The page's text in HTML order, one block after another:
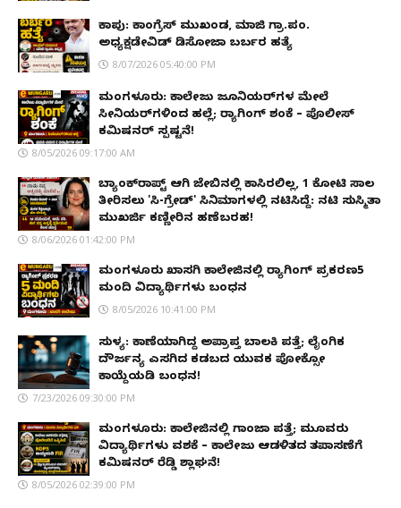
ಕಾಪು: ಕಾಂಗ್ರೆಸ್ ಮುಖಂಡ, ಮಾಜಿ ಗ್ರಾ.ಪಂ.
ಅಧ್ಯಕ್ಷಡೇವಿಡ್ ಡಿಸೋಜಾ ಬರ್ಬರ ಹತ್ಯೆ
8/07/2026 05:40:00 PM
ಮಂಗಳೂರು: ಕಾಲೇಜು ಜೂನಿಯರ್‌ಗಳ ಮೇಲೆ
ಸೀನಿಯರ್‌ಗಳಿಂದ ಹಲ್ಲೆ; ರ‌್ಯಾಗಿಂಗ್ ಶಂಕೆ – ಪೊಲೀಸ್
ಕಮಿಷನರ್ ಸ್ಪಷ್ಟನೆ!
8/05/2026 09:17:00 AM
ಬ್ಯಾಂಕ್‌ರಾಪ್ಟ್‌ ಆಗಿ ಜೇಬಿನಲ್ಲಿ ಕಾಸಿರಲಿಲ್ಲ, ₹1 ಕೋಟಿ ಸಾಲ
ತೀರಿಸಲು 'ಸಿ-ಗ್ರೇಡ್' ಸಿನಿಮಾಗಳಲ್ಲಿ ನಟಿಸಿದ್ದೆ: ನಟಿ ಸುಸ್ಮಿತಾ
ಮುಖರ್ಜಿ ಕಣ್ಣೀರಿನ ಹಣೆಬರಹ!
8/06/2026 01:42:00 PM
ಮಂಗಳೂರು ಖಾಸಗಿ ಕಾಲೇಜಿನಲ್ಲಿ ರ‌್ಯಾಗಿಂಗ್ ಪ್ರಕರಣ5
ಮಂದಿ ವಿದ್ಯಾರ್ಥಿಗಳು ಬಂಧನ
8/05/2026 10:41:00 PM
ಸುಳ್ಯ: ಕಾಣೆಯಾಗಿದ್ದ ಅಪ್ರಾಪ್ತ ಬಾಲಕಿ ಪತ್ತೆ; ಲೈಂಗಿಕ
ದೌರ್ಜನ್ಯ ಎಸಗಿದ ಕಡಬದ ಯುವಕ ಪೋಕ್ಸೋ
ಕಾಯ್ದೆಯಡಿ ಬಂಧನ!
7/23/2026 09:30:00 PM
ಮಂಗಳೂರು: ಕಾಲೇಜಿನಲ್ಲಿ ಗಾಂಜಾ ಪತ್ತೆ; ಮೂವರು
ವಿದ್ಯಾರ್ಥಿಗಳು ವಶಕ್ಕೆ – ಕಾಲೇಜು ಆಡಳಿತದ ತಪಾಸಣೆಗೆ
ಕಮಿಷನರ್ ರೆಡ್ಡಿ ಶ್ಲಾಘನೆ!
8/05/2026 02:39:00 PM